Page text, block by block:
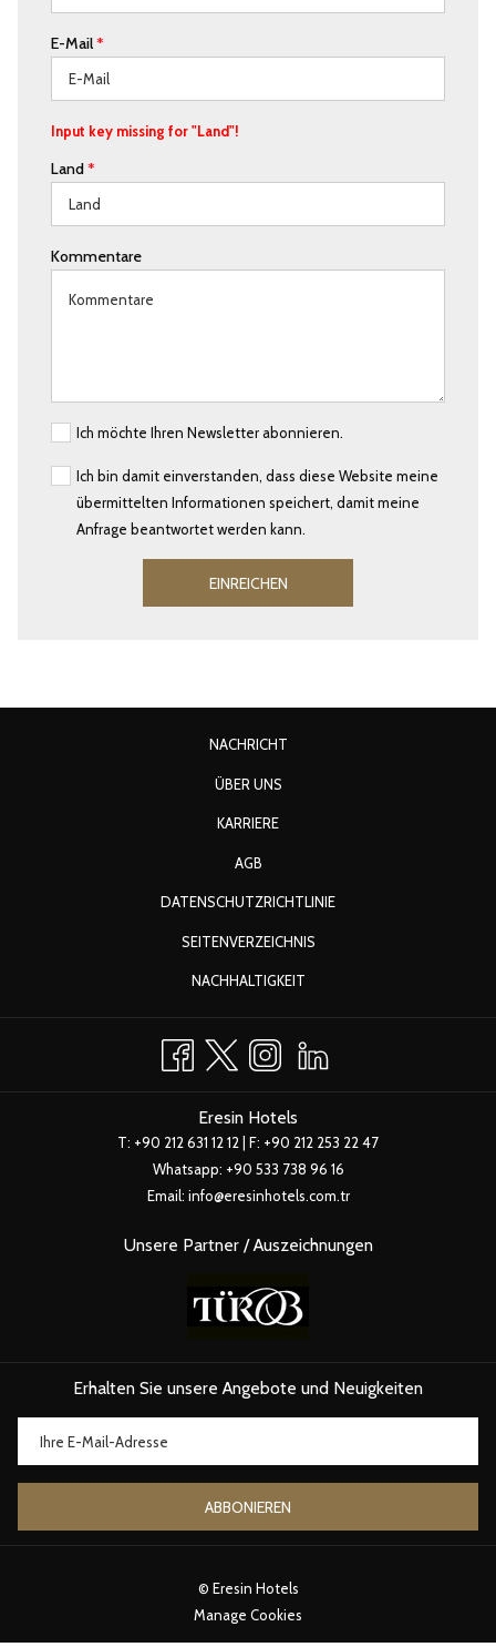
E-Mail*
Input key missing for "Land"!
Land*
Kommentare
Ich möchte Ihren Newsletter abonnieren.
Ich bin damit einverstanden, dass diese Website meine
übermittelten Informationen speichert, damit meine
Anfrage beantwortet werden kann.
EINREICHEN
NACHRICHT
ÜBER UNS
KARRIERE
AGB
DATENSCHUTZRICHTLINIE
SEITENVERZEICHNIS
NACHHALTIGKEIT
Eresin Hotels
T: +90 212 631 12 12 | F: +90 212 253 22 47
Whatsapp: +90 533 738 96 16
Email: info@eresinhotels.com.tr
Unsere Partner / Auszeichnungen
Erhalten Sie unsere Angebote und Neuigkeiten
ABBONIEREN
© Eresin Hotels
Manage Cookies